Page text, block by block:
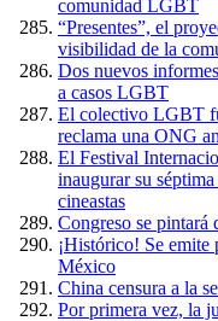
comunidad LGBT
“Presentes”, el
visibilidad de la
Dos nuevos
a casos LGBT
El colectivo LGBT
reclama una ONG
El Festival
inaugurar su
cineastas
Congreso se
¡Histórico! Se emite
México
China censura a la
Por primera vez, la